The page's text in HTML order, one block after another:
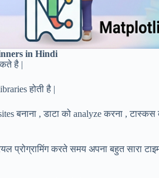
in Hindi
है |
होती है |
बनाना , डाटा को analyze करना , टास्कस
प्रोग्रामिंग करते समय अपना बहुत सारा